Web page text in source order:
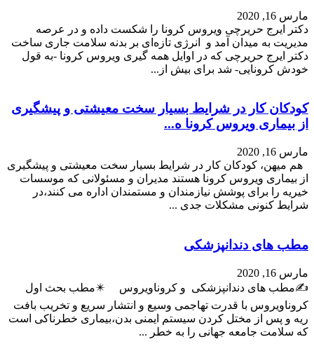
مارس 16, 2020
دکتر ایرج حریرچی ویروس کرونا را شکست داده و در عرصه
مدیریت به میدان آمد و انرژی تازه‌ای بر بدنه سلامت جاری ساخت
دکتر ایرج حریرچی که در اوایل همه گیری ویروس کرونا -به قول
خودش کرونایی- شد برای بیش از...
کودکان کار در شرایط بسیار سخت معیشتی و پیشگیری
از بیماری ویروس کرونا ه...
مارس 16, 2020
هم میهن، کودکان کار در شرایط بسیار سخت معیشتی و پیشگیری
از بیماری ویروس کرونا هستند مدیران و مسئولانی که موسسات
خیریه را برای پوشش نیازمندان و مستمندان اداره می کنند،در
شرایط کنونی مشکلات جدی ...
مطب های دندانپزشکی
مارس 16, 2020
✍️مطب های دندانپزشکی و کروناویروس ✴️مطب بحث اول
کروناویروس با قدرت تهاجمی وسیع و انتشار سریع و تخریب بافت
ریه و پس از مختل کردن سیستم ایمنی بدن،بیماری خطرناکی است
که سلامت جامعه جهانی را به خطر ...